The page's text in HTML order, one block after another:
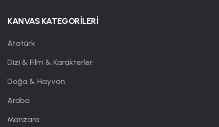
KANVAS KATEGORİLERİ
Atatürk
Dizi & Film & Karakterler
Doğa & Hayvan
Araba
Manzara